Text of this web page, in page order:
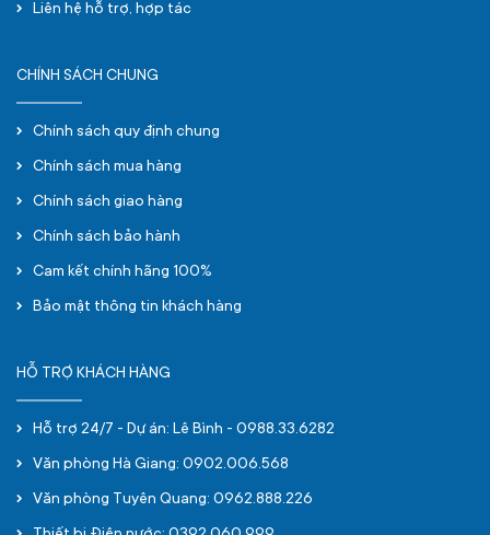
Liên hệ hỗ trợ, hợp tác
CHÍNH SÁCH CHUNG
Chính sách quy định chung
Chính sách mua hàng
Chính sách giao hàng
Chính sách bảo hành
Cam kết chính hãng 100%
Bảo mật thông tin khách hàng
HỖ TRỢ KHÁCH HÀNG
Hỗ trợ 24/7 - Dự án: Lê Bình - 0988.33.6282
Văn phòng Hà Giang: 0902.006.568
Văn phòng Tuyên Quang: 0962.888.226